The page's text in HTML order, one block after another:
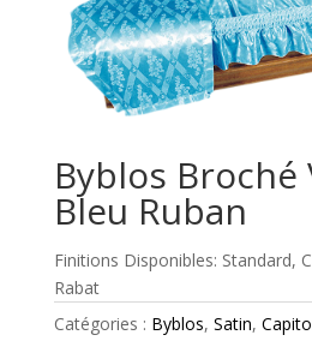
Byblos Broché
Bleu Ruban
Finitions Disponibles: Standard,
Rabat
Catégories : Byblos, Satin,